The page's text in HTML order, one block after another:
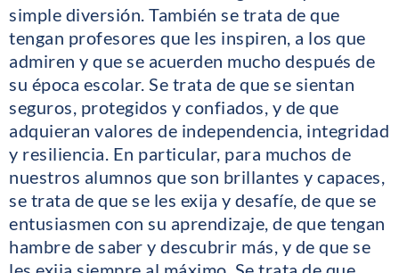
simple diversión. También se trata de que
tengan profesores que les inspiren, a los que
admiren y que se acuerden mucho después de
su época escolar. Se trata de que se sientan
seguros, protegidos y confiados, y de que
adquieran valores de independencia, integridad
y resiliencia. En particular, para muchos de
nuestros alumnos que son brillantes y capaces,
se trata de que se les exija y desafíe, de que se
entusiasmen con su aprendizaje, de que tengan
hambre de saber y descubrir más, y de que se